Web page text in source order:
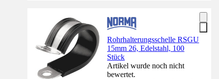
Rohrhalterungsschelle RSGU
15mm 26, Edelstahl, 100
Stück
Artikel wurde noch nicht
bewertet.